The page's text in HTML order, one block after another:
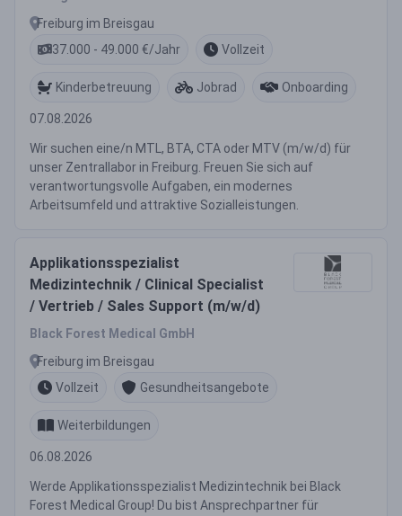
Freiburg im Breisgau
37.000 - 49.000 €/Jahr
Vollzeit
Kinderbetreuung Jobrad Onboarding
07.08.2026
Wir suchen eine/n MTL, BTA, CTA oder MTV (m/w/d) für
unser Zentrallabor in Freiburg. Freuen Sie sich auf
verantwortungsvolle Aufgaben, ein modernes
Arbeitsumfeld und attraktive Sozialleistungen.
Applikationsspezialist
Medizintechnik / Clinical Specialist
/ Vertrieb / Sales Support (m/w/d)
Black Forest Medical GmbH
Freiburg im Breisgau
Vollzeit
Gesundheitsangebote
Weiterbildungen
06.08.2026
Werde Applikationsspezialist Medizintechnik bei Black
Forest Medical Group! Du bist Ansprechpartner für